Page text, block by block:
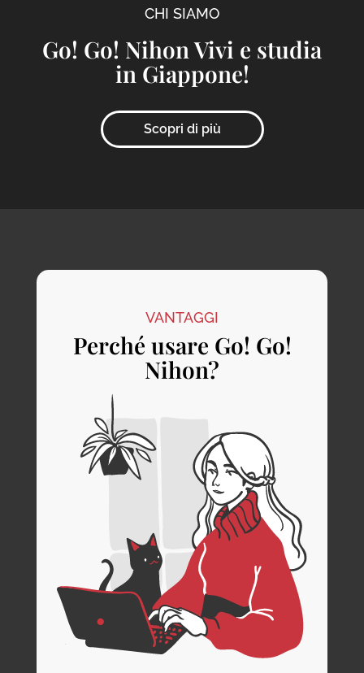
CHI SIAMO
Go! Go! Nihon Vivi e studia
in Giappone!
Scopri di più
VANTAGGI
Perché usare Go! Go!
Nihon?